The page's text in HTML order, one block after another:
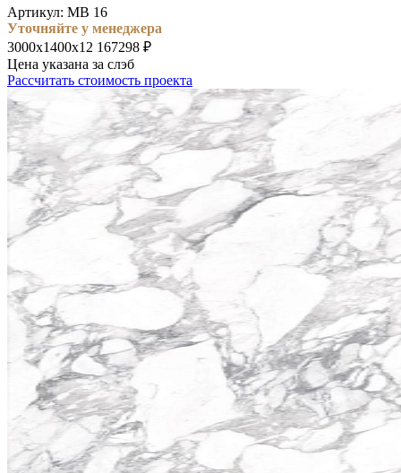
Артикул: MB 16
Уточняйте у менеджера
3000х1400х12 167298 ₽
Цена указана за слэб
Рассчитать стоимость проекта